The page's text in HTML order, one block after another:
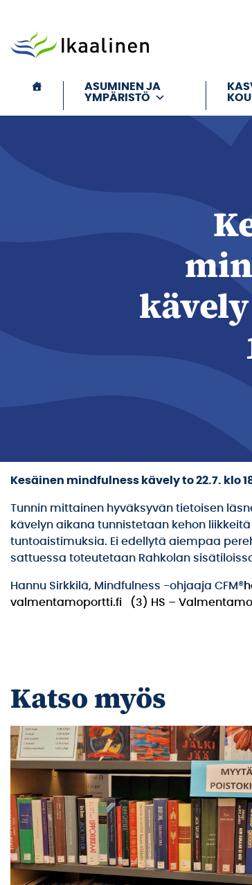
ASUMINEN JA
YMPÄRISTÖ
Kesäinen mindfulness kävelyto 22.7. klo
Tunnin mittainen hyväksyvän tietoisen
kävelyn aikana tunnistetaan kehon
tuntoaistimuksia. Ei edellytä aiempaa
sattuessa toteutetaan Rahkolan
Hannu Sirkkilä, Mindfulness -ohjaaja CFM®
valmentamoportti.fi
(3) HS –
Katso myös